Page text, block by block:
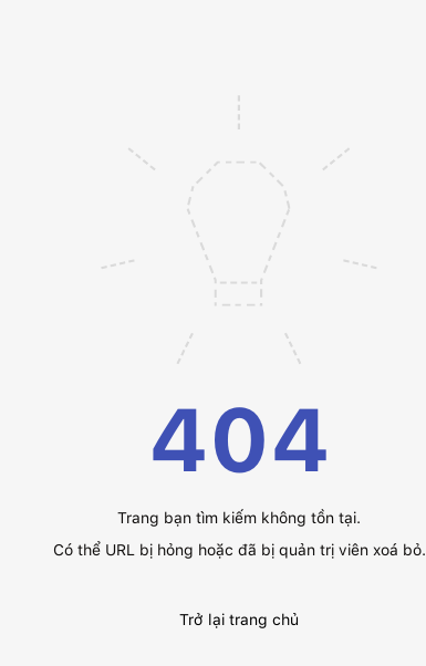
404
Trang bạn tìm kiếm không tồn tại.
Có thể URL bị hỏng hoặc đã bị quản trị viên xoá bỏ.
Trở lại trang chủ